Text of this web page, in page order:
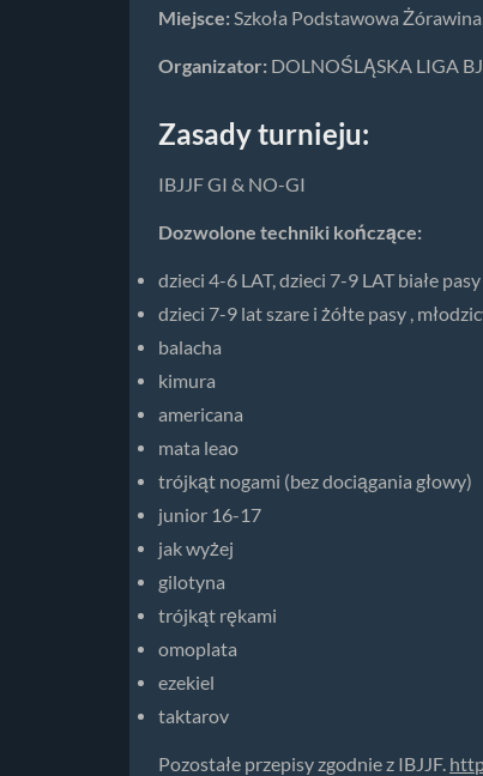
Miejsce:Szkoła Podstawowa
Organizator: DOLNOŚLĄSKA LIGA
Zasady turnieju:
IBJJF GI & NO-GI
Dozwolone techniki kończące:
dzieci 4-6 LAT, dzieci 7-9 LAT białe
dzieci 7-9 lat szare i żółte pasy ,
balacha
kimura
americana
mata leao
trójkąt nogami (bez dociągania głowy)
junior 16-17
jak wyżej
gilotyna
trójkąt rękami
omoplata
ezekiel
taktarov
Pozostałe przepisy zgodnie z IBJJF.